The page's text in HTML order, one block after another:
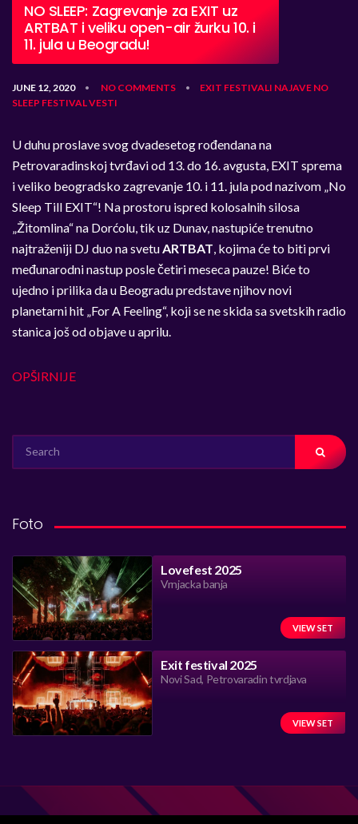
NO SLEEP: Zagrevanje za EXIT uz
ARTBAT i veliku open-air žurku 10. i
11. jula u Beogradu!
JUNE 12, 2020 • NO COMMENTS • EXIT FESTIVALI NAJAVE NO
SLEEP FESTIVALVESTI
U duhu proslave svog dvadesetog rođendana na
Petrovaradinskoj tvrđavi od 13. do 16. avgusta, EXIT sprema
i veliko beogradsko zagrevanje 10. i 11. jula pod nazivom „No
Sleep Till EXIT“! Na prostoru ispred kolosalnih silosa
„Žitomlina“ na Dorćolu, tik uz Dunav, nastupiće trenutno
najtraženiji DJ duo na svetuARTBAT, kojima će to biti prvi
međunarodni nastup posle četiri meseca pauze! Biće to
ujedno i prilika da u Beogradu predstave njihov novi
planetarni hit „For A Feeling“, koji se ne skida sa svetskih radio
stanica još od objave u aprilu.
OPŠIRNIJE
FOR:
Foto
Lovefest 2025
Vrnjacka banja
VIEW SET
Exit festival 2025
Novi Sad, Petrovaradin tvrdjava
VIEW SET